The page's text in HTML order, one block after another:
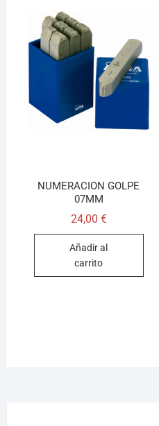
NUMERACION GOLPE
07MM
24,00 €
Añadir al
carrito